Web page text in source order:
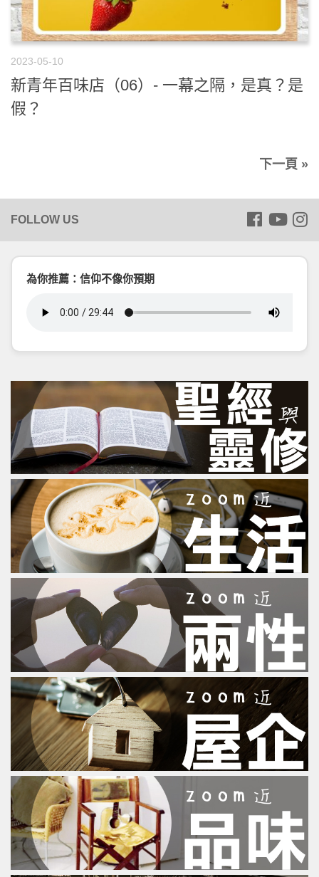
2023-05-10
新青年百味店（06）- 一幕之隔，是真？是
假？
下一頁 »
為你推薦：信仰不像你預期